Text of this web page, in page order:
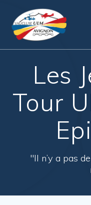
Les
Tour
"Il n’y a pas